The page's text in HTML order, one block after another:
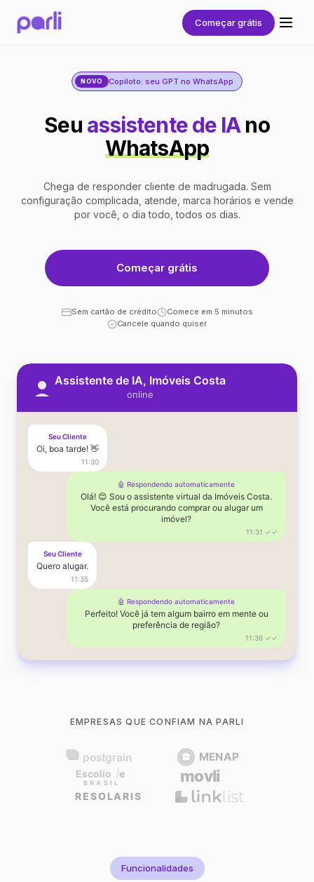
Começar grátis
NOVO Copiloto: seu GPT no WhatsApp
Seu assistente de IAno
WhatsApp
Chega de responder cliente de madrugada. Sem
configuração complicada, atende, marca horários e vende
por você, o dia todo, todos os dias.
Começar grátis
Sem cartão de crédito
Comece em 5 minutos
Cancele quando quiser
Assistente de IA, Imóveis Costa
online
Seu Cliente
Oi, boa tarde! 👋
11:30
🤖 Respondendo automaticamente
Olá! 😊 Sou o assistente virtual da Imóveis Costa.
Você está procurando comprar ou alugar um
imóvel?
11:31 ✓✓
Seu Cliente
Quero alugar.
11:35
🤖 Respondendo automaticamente
Perfeito! Você já tem algum bairro em mente ou
preferência de região?
11:36 ✓✓
EMPRESAS QUE CONFIAM NA PARLI
Funcionalidades